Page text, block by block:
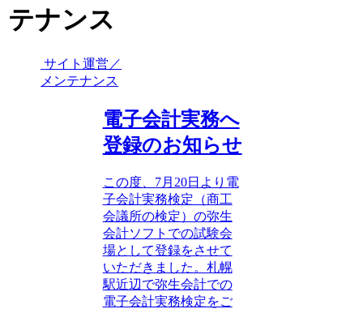
テナンス
サイト運営／
メンテナンス
電子会計実務へ
登録のお知らせ
この度、7月20日より電
子会計実務検定（商工
会議所の検定）の弥生
会計ソフトでの試験会
場として登録をさせて
いただきました。札幌
駅近辺で弥生会計での
電子会計実務検定をご